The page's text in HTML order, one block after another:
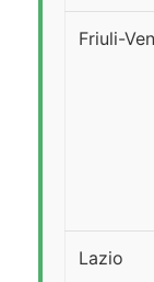
Friuli-
Lazio